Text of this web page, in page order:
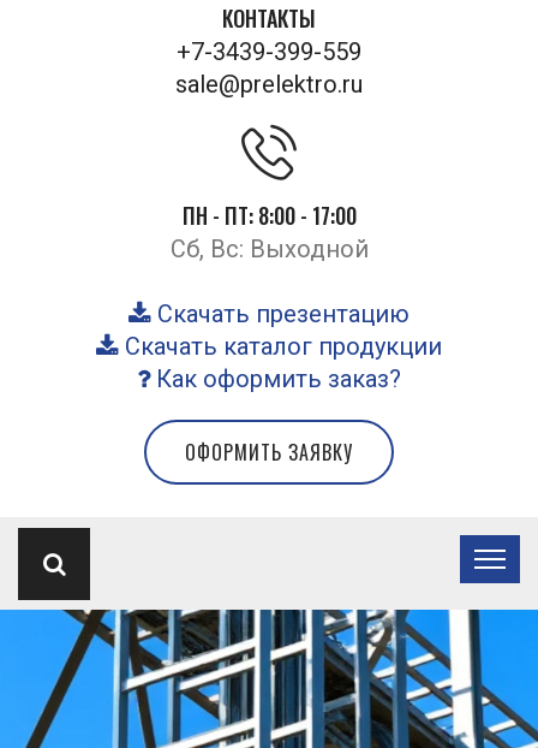
КОНТАКТЫ
+7-3439-399-559
sale@prelektro.ru
ПН - ПТ: 8:00 - 17:00
Сб, Вс: Выходной
Скачать презентацию
Скачать каталог продукции
Как оформить заказ?
ОФОРМИТЬ ЗАЯВКУ